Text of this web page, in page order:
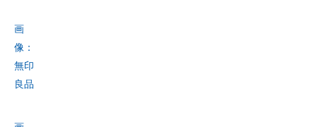
画
像：
無印
良品